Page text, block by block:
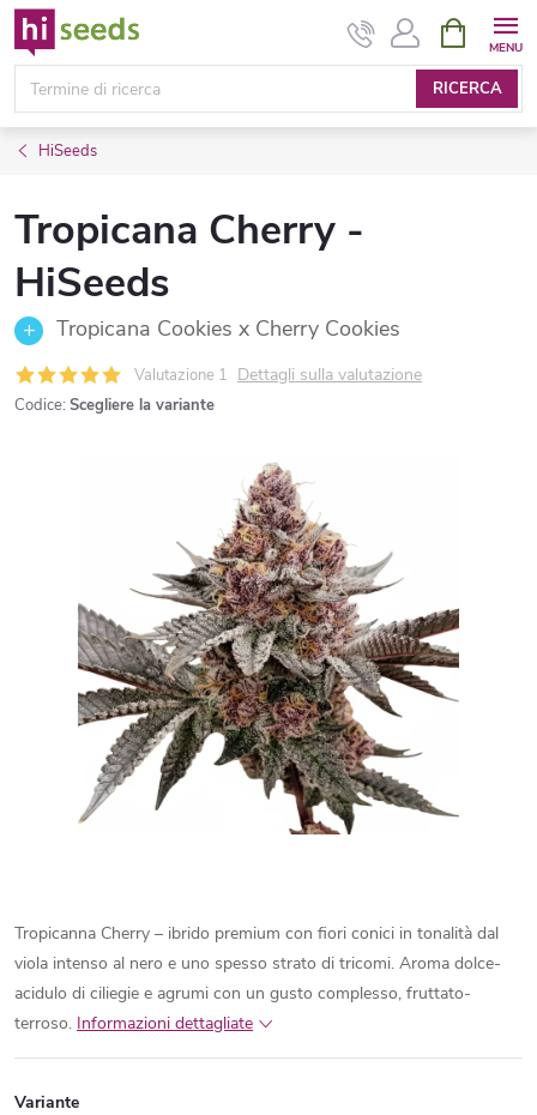
Vai
contenuto
RICERCA
DELLA
SPESA
HiSeeds
Tropicana Cherry -
HiSeeds
Tropicana Cookies x Cherry Cookies
Valutazione 1 Dettagli sulla valutazione
Codice: Scegliere la variante
Tropicanna Cherry – ibrido premium con fiori conici in tonalità dal
viola intenso al nero e uno spesso strato di tricomi. Aroma dolce-
acidulo di ciliegie e agrumi con un gusto complesso, fruttato-
terroso. Informazioni dettagliate
Variante